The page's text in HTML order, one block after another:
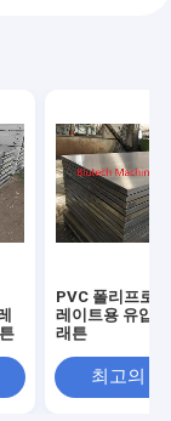
PVC 폴리프로
레이트용 유압
래튼
최고의